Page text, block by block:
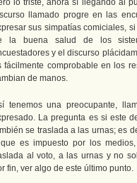
lo triste, ahora sí llegando al
llamado progre en las
sus simpatías comiciales,
la buena salud de los
y el discurso
fácilmente comprobable en los
de manos.
tenemos una preocupante,
La pregunta es si este
se traslada a las urnas; es
es impuesto por los
al voto, a las urnas y no
fin, ver algo de este último punto.